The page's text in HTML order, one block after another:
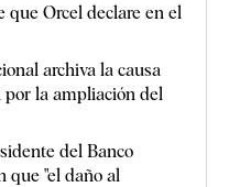
que Orcel declare en el
archiva la causa
la ampliación del
del Banco
que "el daño al